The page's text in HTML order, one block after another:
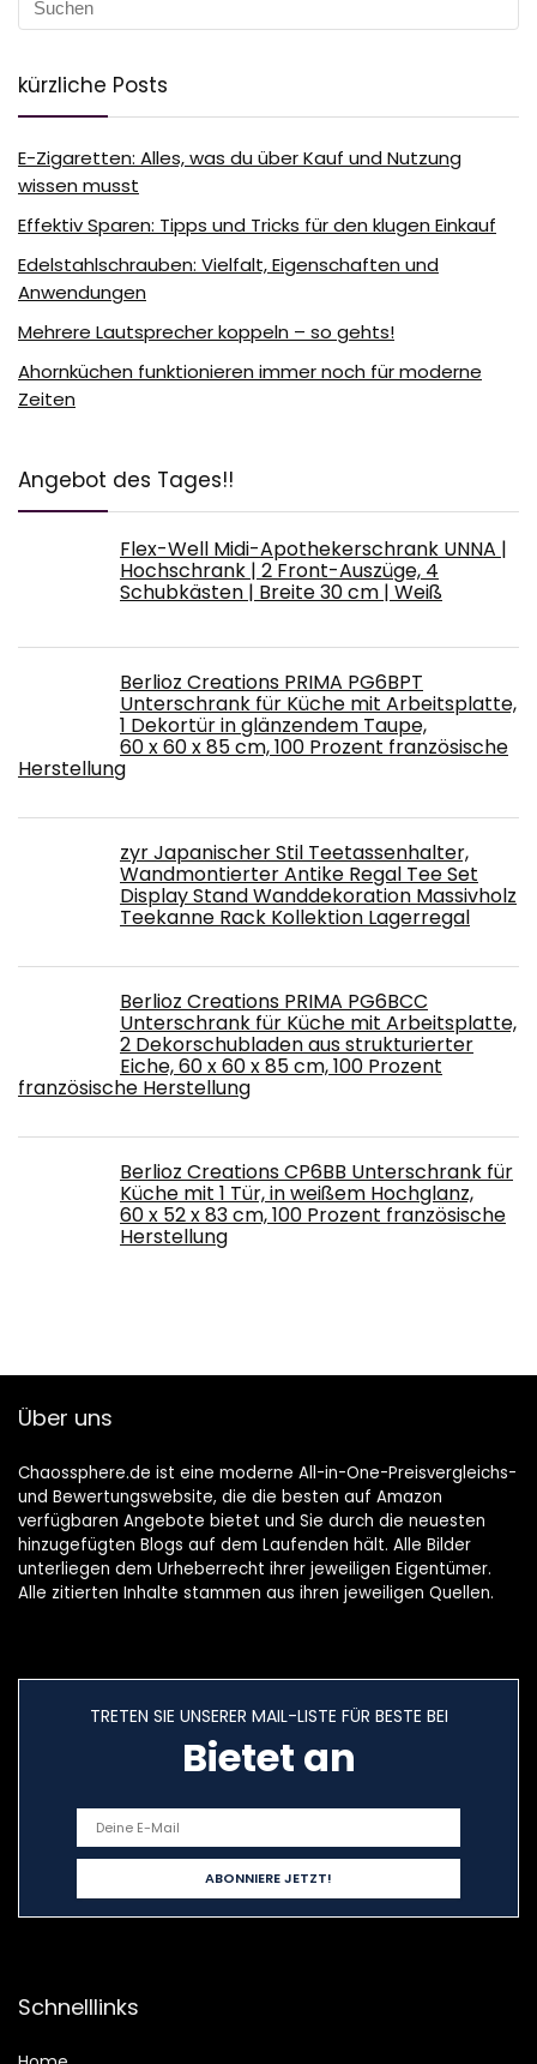
kürzliche Posts
E-Zigaretten: Alles, was du über Kauf und Nutzung
wissen musst
Effektiv Sparen: Tipps und Tricks für den klugen Einkauf
Edelstahlschrauben: Vielfalt, Eigenschaften und
Anwendungen
Mehrere Lautsprecher koppeln – so gehts!
Ahornküchen funktionieren immer noch für moderne
Zeiten
Angebot des Tages!!
Flex-Well Midi-Apothekerschrank UNNA |
Hochschrank | 2 Front-Auszüge, 4
Schubkästen | Breite 30 cm | Weiß
Berlioz Creations PRIMA PG6BPT
Unterschrank für Küche mit Arbeitsplatte,
1 Dekortür in glänzendem Taupe,
60 x 60 x 85 cm, 100 Prozent französische
Herstellung
zyr Japanischer Stil Teetassenhalter,
Wandmontierter Antike Regal Tee Set
Display Stand Wanddekoration Massivholz
Teekanne Rack Kollektion Lagerregal
Berlioz Creations PRIMA PG6BCC
Unterschrank für Küche mit Arbeitsplatte,
2 Dekorschubladen aus strukturierter
Eiche, 60 x 60 x 85 cm, 100 Prozent
französische Herstellung
Berlioz Creations CP6BB Unterschrank für
Küche mit 1 Tür, in weißem Hochglanz,
60 x 52 x 83 cm, 100 Prozent französische
Herstellung
Über uns
Chaossphere.de ist eine moderne All-in-One-Preisvergleichs-
und Bewertungswebsite, die die besten auf Amazon
verfügbaren Angebote bietet und Sie durch die neuesten
hinzugefügten Blogs auf dem Laufenden hält. Alle Bilder
unterliegen dem Urheberrecht ihrer jeweiligen Eigentümer.
Alle zitierten Inhalte stammen aus ihren jeweiligen Quellen.
TRETEN SIE UNSERER MAIL-LISTE FÜR BESTE BEI
Bietet an
Schnelllinks